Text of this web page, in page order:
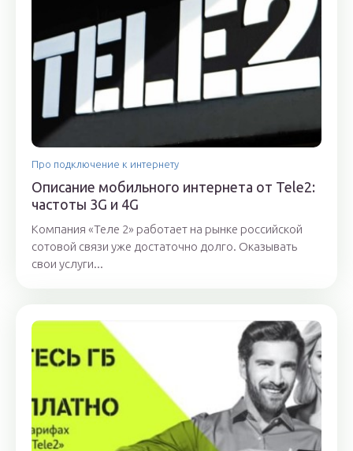
Про подключение к интернету
Описание мобильного интернета от Tele2:
частоты 3G и 4G
Компания «Теле 2» работает на рынке российской
сотовой связи уже достаточно долго. Оказывать
свои услуги...